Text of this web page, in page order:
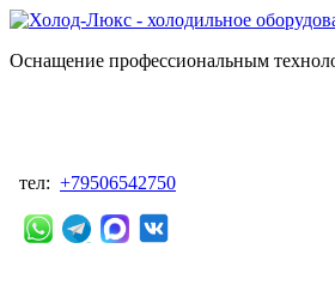
Оснащение профессиональным
тел: +79506542750